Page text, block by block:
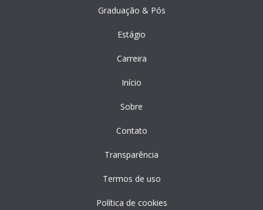
Graduação & Pós
Estágio
Carreira
Início
Sobre
Contato
Transparência
Termos de uso
Política de cookies